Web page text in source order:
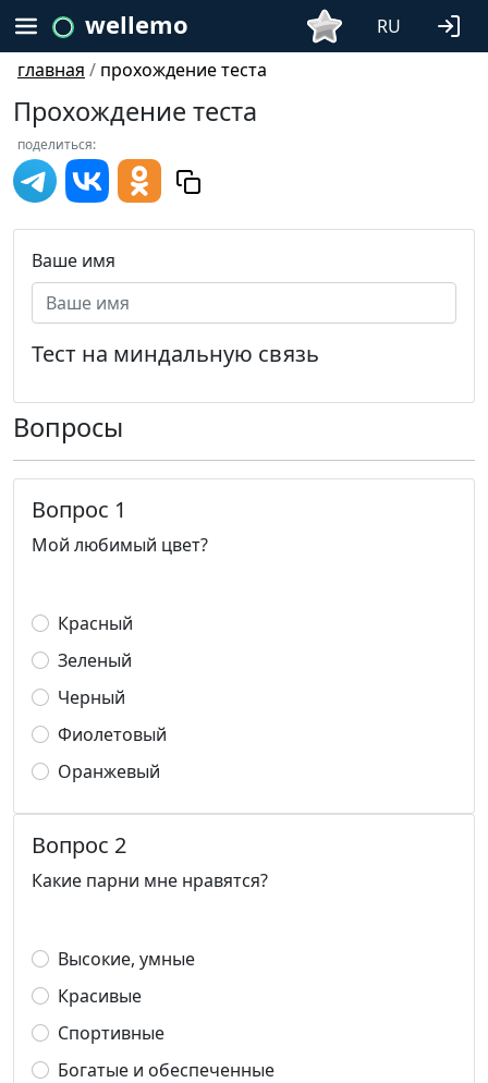
wellemo
RU
главная / прохождение теста
Прохождение теста
поделиться:
Ваше имя
Тест на миндальную связь
Вопросы
Вопрос 1
Мой любимый цвет?
Красный
Зеленый
Черный
Фиолетовый
Оранжевый
Вопрос 2
Какие парни мне нравятся?
Высокие, умные
Красивые
Спортивные
Богатые и обеспеченные